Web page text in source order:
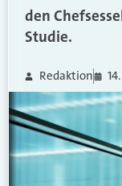
den
Studie.
Redaktion